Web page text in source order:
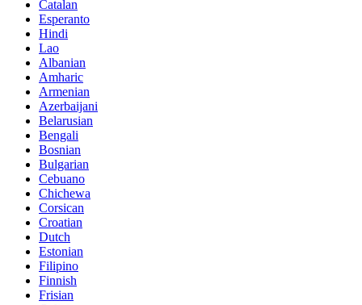
Catalan
Esperanto
Hindi
Lao
Albanian
Amharic
Armenian
Azerbaijani
Belarusian
Bengali
Bosnian
Bulgarian
Cebuano
Chichewa
Corsican
Croatian
Dutch
Estonian
Filipino
Finnish
Frisian